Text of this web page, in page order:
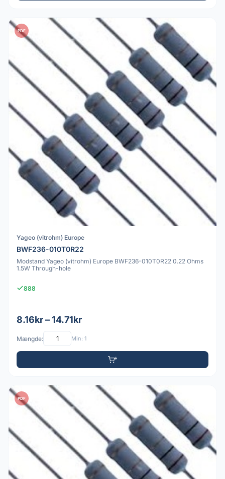
PDF
Yageo (vitrohm) Europe
BWF236-010T0R22
Modstand Yageo (vitrohm) Europe BWF236-010T0R22 0.22 Ohms
1.5W Through-hole
888
8.16kr – 14.71kr
Mængde: Min: 1
PDF